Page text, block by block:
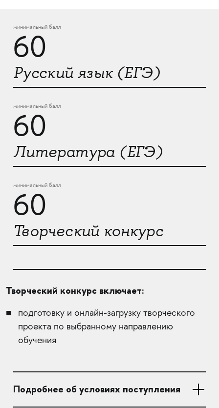
минимальный балл
60
Русский язык (ЕГЭ)
минимальный балл
60
Литература (ЕГЭ)
минимальный балл
60
Творческий конкурс
Творческий конкурс включает:
подготовку и онлайн-загрузку творческого
проекта по выбранному направлению
обучения
Подробнее об условиях поступления